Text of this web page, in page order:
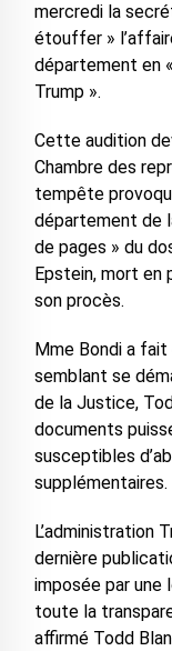
mercredi la
étouffer »
département en
Trump ».
Cette audition
Chambre des
tempête
département de
de pages » du
Epstein, mort en
son procès.
Mme Bondi a
semblant se
de la Justice,
documents
susceptibles
supplémentaires.
L’administration
dernière
imposée par une
toute la
affirmé Todd